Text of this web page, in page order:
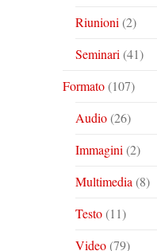
Riunioni (2)
Seminari (41)
Formato(107)
Audio(26)
Immagini (2)
Multimedia (8)
Testo(11)
Video(79)